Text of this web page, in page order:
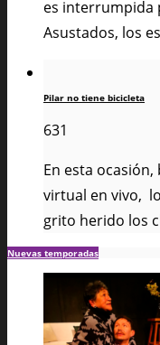
es interrumpida
Asustados, los
Pilar no tiene bicicleta
631
En esta
virtual en vivo,
grito herido los
Nuevas temporadas